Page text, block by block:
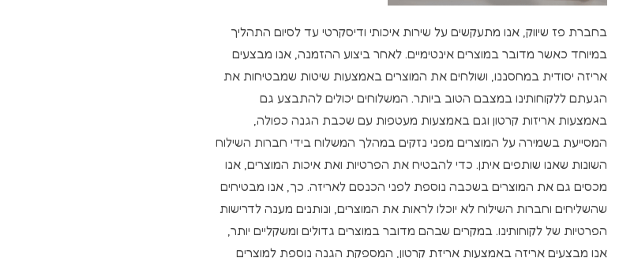
בחברת פז שיווק, אנו מתעקשים על שירות איכותי ודיסקרטי עד לסיום התהליך
במיוחד כאשר מדובר במוצרים אינטימיים. לאחר ביצוע ההזמנה, אנו מבצעים
אריזה יסודית במחסננו, ושולחים את המוצרים באמצעות שיטות שמבטיחות את
הגעתם ללקוחותינו במצבם הטוב ביותר. המשלוחים יכולים להתבצע גם
באמצעות אריזות קרטון וגם באמצעות מעטפות עם שכבת הגנה כפולה,
המסייעת בשמירה על המוצרים מפני נזקים במהלך המשלוח בידי חברות השילוח
השונות שאנו שותפים איתן. כדי להבטיח את הפרטיות ואת איכות המוצרים, אנו
מכסים גם את המוצרים בשכבה נוספת לפני הכנסם לאריזה. כך, אנו מבטיחים
שהשליחים וחברות השילוח לא יוכלו לראות את המוצרים, ונותנים מענה לדרישות
הפרטיות של לקוחותינו. במקרים שבהם מדובר במוצרים גדולים ומשקליים יותר,
אנו מבצעים אריזה באמצעות אריזת קרטון, המספקת הגנה נוספת למוצרים